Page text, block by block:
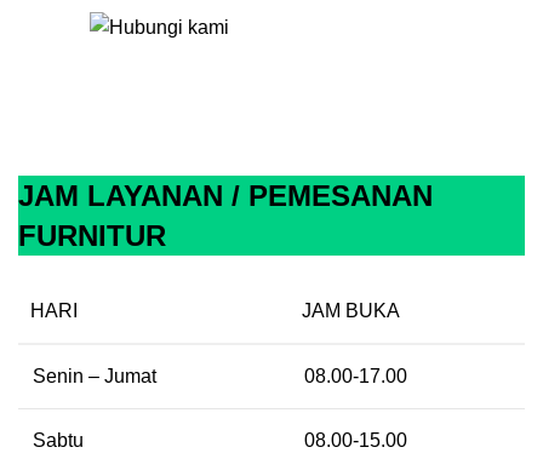
JAM LAYANAN / PEMESANAN
FURNITUR
HARI JAM BUKA
Senin – Jumat 08.00-17.00
Sabtu 08.00-15.00